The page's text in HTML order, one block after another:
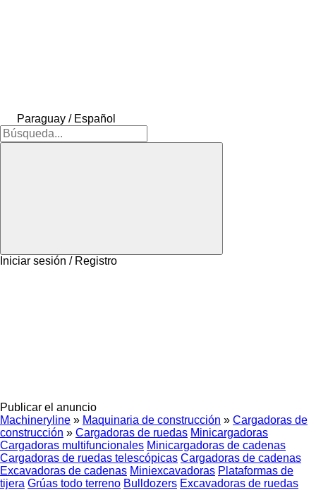
Paraguay / Español
Iniciar sesión / Registro
Publicar el anuncio
Machineryline » Maquinaria de construcción » Cargadoras de
construcción » Cargadoras de ruedas Minicargadoras
Cargadoras multifuncionales Minicargadoras de cadenas
Cargadoras de ruedas telescópicas Cargadoras de cadenas
Excavadoras de cadenas Miniexcavadoras Plataformas de
tijera Grúas todo terreno Bulldozers Excavadoras de ruedas